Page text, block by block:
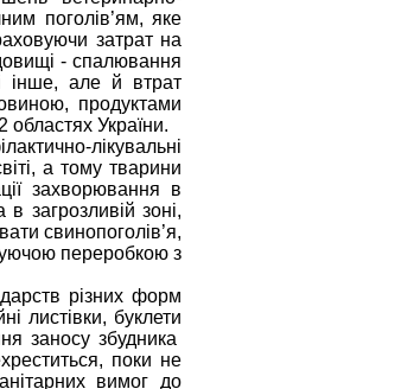
поголів’ям, яке
затрат на
- спалювання
інше, але й втрат
продуктами
України.
лікувальні
а тому тварини
захворювання в
загрозливій зоні,
свинопоголів’я,
переробкою з
різних форм
листівки, буклети
заносу збудника
поки не
вимог до